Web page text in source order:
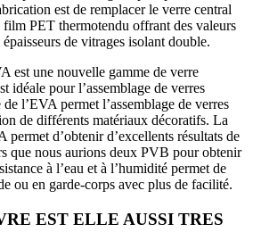
est de remplacer le verre central
PET thermotendu offrant des valeurs
de vitrages isolant double.
est une nouvelle gamme de verre
idéale pour l’assemblage de verres
l’EVA permet l’assemblage de verres
de différents matériaux décoratifs. La
permet d’obtenir d’excellents résultats de
que nous aurions deux PVB pour obtenir
à l’eau et à l’humidité permet de
ou en garde-corps avec plus de facilité.
EST ELLE AUSSI TRES